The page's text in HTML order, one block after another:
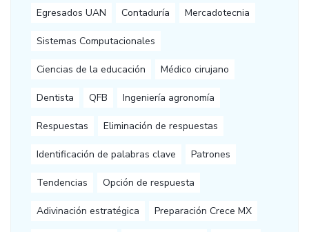
Egresados UAN Contaduría Mercadotecnia
Sistemas Computacionales
Ciencias de la educación Médico cirujano
Dentista QFB Ingeniería agronomía
Respuestas Eliminación de respuestas
Identificación de palabras clave Patrones
Tendencias Opción de respuesta
Adivinación estratégica Preparación Crece MX